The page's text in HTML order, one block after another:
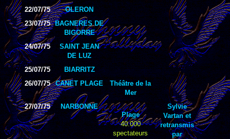
22/07/75
OLERON
23/07/75 BAGNERES DE
BIGORRE
24/07/75
SAINT JEAN
DE LUZ
25/07/75
BIARRITZ
26/07/75
CANET PLAGE
Théâtre de la
Mer
27/07/75
NARBONNE
Plage
40.000
spectateurs
Sylvie
Vartan et
retransmis
par